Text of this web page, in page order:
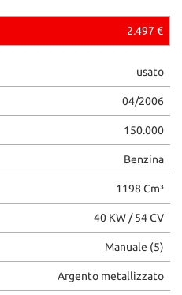
2.497 €
usato
04/2006
150.000
Benzina
1198 Cm³
40 KW / 54 CV
Manuale (5)
Argento metallizzato